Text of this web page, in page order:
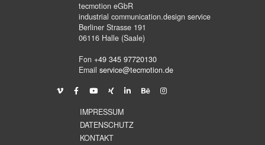
tecmotion eGbR
industrial communication.design service
Berliner Strasse 191
06116 Halle (Saale)
Fon +49 345 97720130
Email service@tecmotion.de
IMPRESSUM
DATENSCHUTZ
KONTAKT